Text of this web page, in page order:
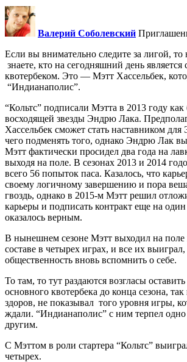
Валерий Соболевский
Если вы внимательно следите за лигой, то
знаете, кто на сегодняшний день
квотербеком. Это — Мэтт Хассельбек,
“Индианаполис”.
“Кольтс” подписали Мэтта в 2013 году как
восходящей звезды Эндрю Лака.
Хассельбек сможет стать наставником
чего подменять того, однако Эндрю Лак
Мэтт фактически просидел два года на
выходя на поле. В сезонах 2013 и 2014
всего 56 попыток паса. Казалось, что
своему логичному завершению и пора
гвоздь, однако в 2015-м Мэтт решил
карьеры и подписать контракт еще на
оказалось верным.
В нынешнем сезоне Мэтт выходил на поле
составе в четырех играх, и все их выиграл,
общественность вновь вспомнить о себе.
То там, то тут раздаются возгласы
основного квотербека до конца сезона,
здоров, не показывал того уровня игры,
ждали. “Индианаполис” с ним терпел одно
другим.
С Мэттом в роли стартера “Кольтс”
четырех.